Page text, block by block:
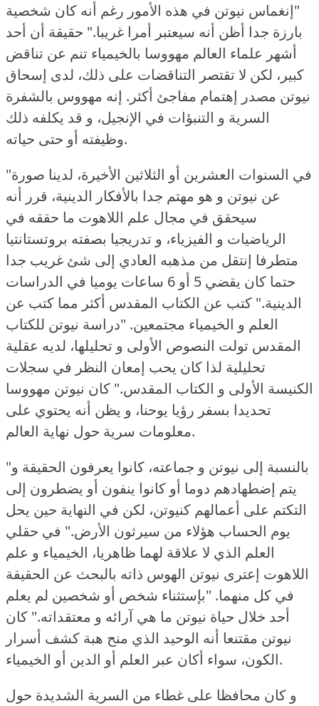
"إنغماس نيوتن في هذه الأمور رغم أنه كان شخصية
بارزة جدا أظن أنه سيعتبر أمرا غريبا." حقيقة أن أحد
أشهر علماء العالم مهووسا بالخيمياء تنم عن تناقض
كبير، لكن لا تقتصر التناقضات على ذلك، لدى إسحاق
نيوتن مصدر إهتمام مفاجئ أكثر. إنه مهووس بالشفرة
السرية و التنبؤات في الإنجيل، و قد يكلفه ذلك
وظيفته أو حتى حياته.
"في السنوات العشرين أو الثلاثين الأخيرة، لدينا صورة
عن نيوتن و هو مهتم جدا بالأفكار الدينية، قرر أنه
سيحقق في مجال علم اللاهوت ما حققه في
الرياضيات و الفيزياء، و تدريجيا بصفته بروتستانتيا
متطرفا إنتقل من مذهبه العادي إلى شئ غريب جدا
حتما كان يقضي 5 أو 6 ساعات يوميا في الدراسات
الدينية." كتب عن الكتاب المقدس أكثر مما كتب عن
العلم و الخيمياء مجتمعين. "دراسة نيوتن للكتاب
المقدس تولت النصوص الأولى و تحليلها، لديه عقلية
تحليلية لذا كان يحب إمعان النظر في سجلات
الكنيسة الأولى و الكتاب المقدس." كان نيوتن مهووسا
تحديدا بسفر رؤيا يوحنا، و يظن أنه يحتوي على
معلومات سرية حول نهاية العالم.
"بالنسبة إلى نيوتن و جماعته، كانوا يعرفون الحقيقة و
يتم إضطهادهم دوما أو كانوا ينفون أو يضطرون إلى
التكتم على أعمالهم كنيوتن، لكن في النهاية حين يحل
يوم الحساب هؤلاء من سيرثون الأرض." في حقلي
العلم الذي لا علاقة لهما ظاهريا، الخيمياء و علم
اللاهوت إعترى نيوتن الهوس ذاته بالبحث عن الحقيقة
في كل منهما. "بإستثناء شخص أو شخصين لم يعلم
أحد خلال حياة نيوتن ما هي آرائه و معتقداته." كان
نيوتن مقتنعا أنه الوحيد الذي منح هبة كشف أسرار
الكون، سواء أكان عبر العلم أو الدين أو الخيمياء.
و كان محافظا على غطاء من السرية الشديدة حول